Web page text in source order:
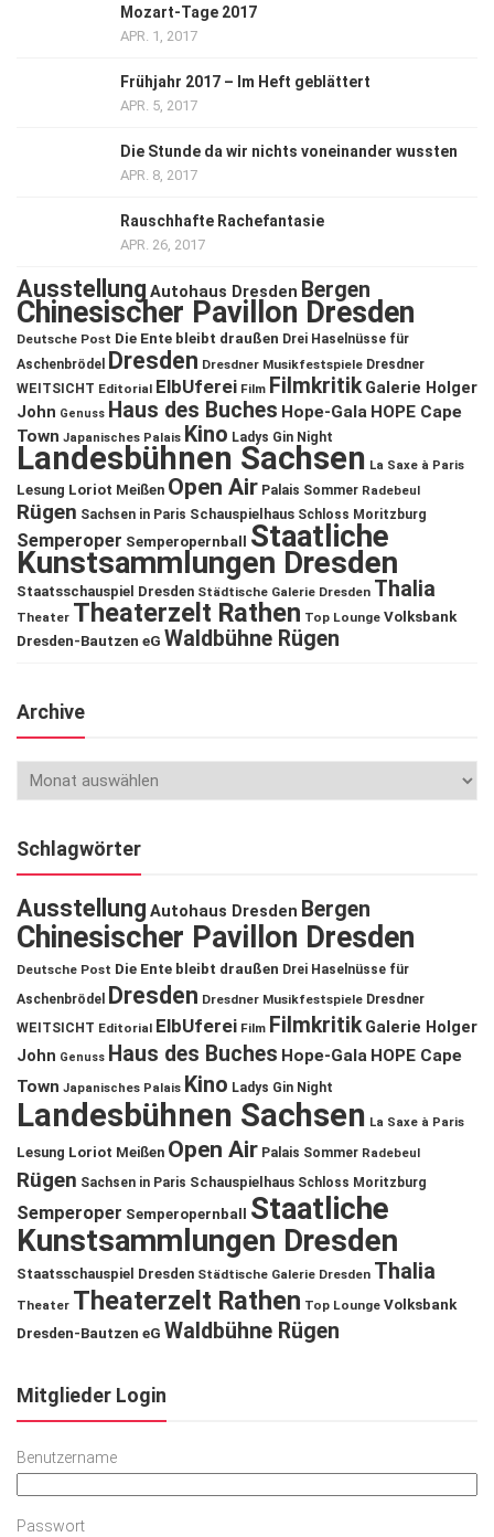
Mozart-Tage 2017
APR. 1, 2017
Frühjahr 2017 – Im Heft geblättert
APR. 5, 2017
Die Stunde da wir nichts voneinander wussten
APR. 8, 2017
Rauschhafte Rachefantasie
APR. 26, 2017
Ausstellung Autohaus Dresden Bergen
Chinesischer Pavillon Dresden
Deutsche Post Die Ente bleibt draußen Drei Haselnüsse für
Aschenbrödel
Dresden Dresdner Musikfestspiele Dresdner
WEITSICHT Editorial ElbUferei Film Filmkritik Galerie Holger
John Genuss Haus des Buches Hope-Gala HOPE Cape
Town Japanisches Palais Kino Ladys Gin Night
Landesbühnen Sachsen La Saxe à Paris
Lesung Loriot Meißen Open Air Palais Sommer Radebeul
Rügen Sachsen in Paris Schauspielhaus Schloss Moritzburg
Semperoper Semperopernball Staatliche
Kunstsammlungen Dresden
Staatsschauspiel Dresden Städtische Galerie Dresden Thalia
Theater Theaterzelt Rathen Top Lounge Volksbank
Dresden-Bautzen eG Waldbühne Rügen
Archive
Schlagwörter
Ausstellung Autohaus Dresden Bergen
Chinesischer Pavillon Dresden
Deutsche Post Die Ente bleibt draußen Drei Haselnüsse für
Aschenbrödel
Dresden Dresdner Musikfestspiele Dresdner
WEITSICHT Editorial ElbUferei Film Filmkritik Galerie Holger
John Genuss Haus des Buches Hope-Gala HOPE Cape
Town Japanisches Palais Kino Ladys Gin Night
Landesbühnen Sachsen La Saxe à Paris
Lesung Loriot Meißen Open Air Palais Sommer Radebeul
Rügen Sachsen in Paris Schauspielhaus Schloss Moritzburg
Semperoper Semperopernball
Staatliche
Kunstsammlungen Dresden
Staatsschauspiel Dresden Städtische Galerie Dresden Thalia
Theater Theaterzelt Rathen Top Lounge Volksbank
Dresden-Bautzen eG Waldbühne Rügen
Mitglieder Login
Benutzername
Passwort